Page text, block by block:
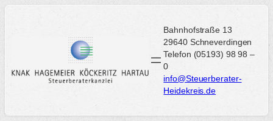
Zum
Bahnhofstraße 13
29640 Schneverdingen
Telefon (05193) 98 98 –
0
info@Steuerberater-
Heidekreis.de